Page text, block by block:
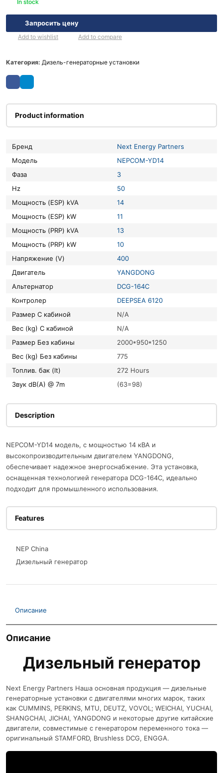
In stock
Запросить цену
Add to wishlist Add to compare
Категория: Дизель-генераторные установки
Product information
Бренд
Next Energy Partners
Модель
NEPCOM-YD14
Фаза
3
Hz
50
Мощность (ESP) kVA
14
Мощность (ESP) kW
11
Мощность (PRP) kVA
13
Мощность (PRP) kW
10
Напряжение (V)
400
Двигатель
YANGDONG
Альтернатор
DCG-164C
Контролер
DEEPSEA 6120
Размер С кабиной
N/A
Вес (kg) С кабиной
N/A
Размер Без кабины
2000*950*1250
Вес (kg) Без кабины
775
Топлив. бак (lt)
272 Hours
Звук dB(A) @ 7m
(63=98)
Description
NEPCOM-YD14 модель, с мощностью 14 кВА и
высокопроизводительным двигателем YANGDONG,
обеспечивает надежное энергоснабжение. Эта установка,
оснащенная технологией генератора DCG-164C, идеально
подходит для промышленного использования.
Features
NEP China
Дизельный генератор
Описание
Описание
Дизельный генератор
Next Energy Partners Наша основная продукция — дизельные
генераторные установки с двигателями многих марок, таких
как CUMMINS, PERKINS, MTU, DEUTZ, VOVOL; WEICHAI, YUCHAI,
SHANGCHAI, JICHAI, YANGDONG и некоторые другие китайские
двигатели, совместимые с генератором переменного тока —
оригинальный STAMFORD, Brushless DCG, ENGGA.